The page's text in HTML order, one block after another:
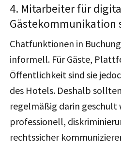
4. Mitarbeiter für
Gästekommunikation
Chatfunktionen in
informell. Für Gäste,
Öffentlichkeit sind sie
des Hotels. Deshalb
regelmäßig darin geschult
professionell,
rechtssicher